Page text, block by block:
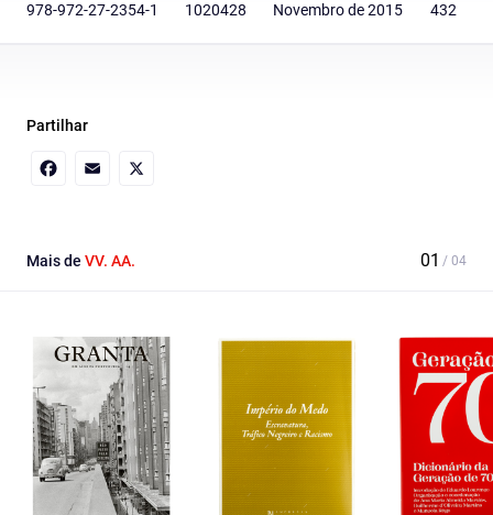
978-972-27-2354-1
1020428
Novembro de 2015
432
Partilhar
Mais de VV. AA.